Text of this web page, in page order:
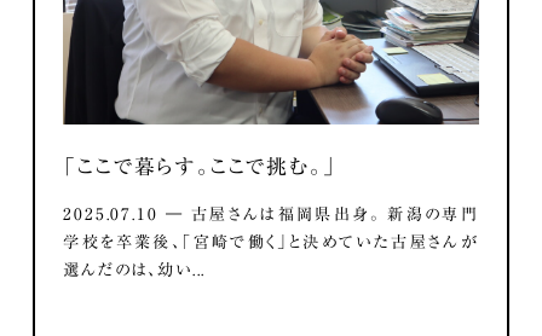
「ここで暮らす。ここで挑む。」
2025.07.10 ― 古屋さんは福岡県出身。 新潟の専門
学校を卒業後、「宮崎で働く」と決めていた古屋さんが
選んだのは、幼い...